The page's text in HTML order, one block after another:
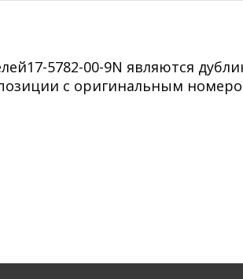
5782-00-9N являются
с оригинальным